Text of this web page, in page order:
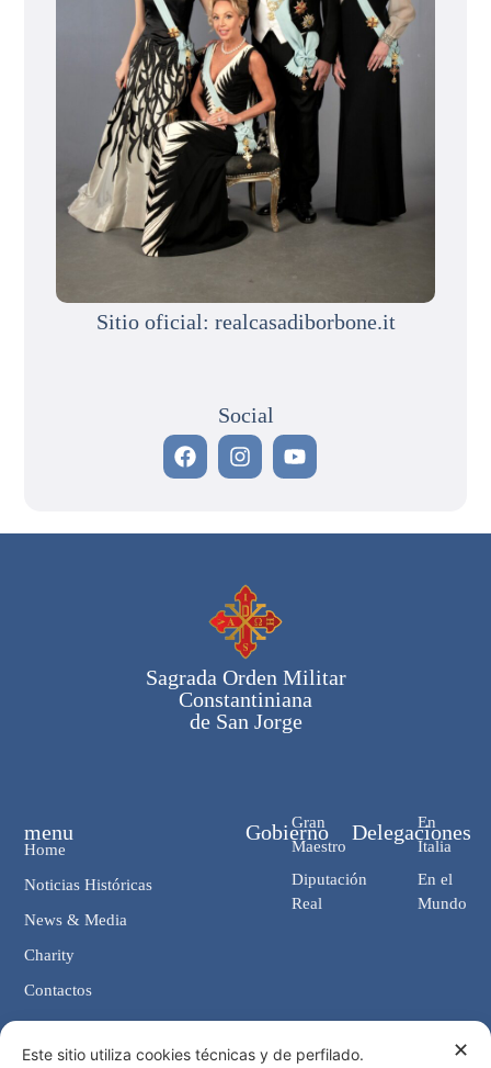
Sitio oficial: realcasadiborbone.it
Social
Sagrada Orden Militar
Constantiniana
de San Jorge
Gobierno
Gran
Maestro
Diputación
Real
Delegaciones
En
Italia
En el
Mundo
menu
Home
Noticias Históricas
News & Media
Charity
Contactos
Contactos ✕
Este sitio utiliza cookies técnicas y de perfilado.